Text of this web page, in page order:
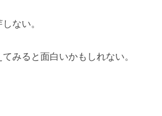
ない。
みると面白いかもしれない。